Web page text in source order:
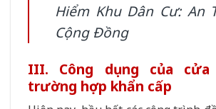
Hiểm Khu Dân Cư: An
Cộng Đồng
III. Công dụng của
trường hợp khẩn cấp